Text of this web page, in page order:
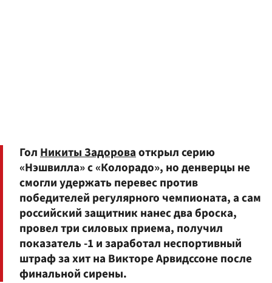
ГолНикиты Задороваоткрыл серию
«Нэшвилла» с «Колорадо», но денверцы не
смогли удержать перевес против
победителей регулярного чемпионата, а сам
российский защитник нанес два броска,
провел три силовых приема, получил
показатель -1 и заработал неспортивный
штраф за хит на Викторе Арвидссоне после
финальной сирены.